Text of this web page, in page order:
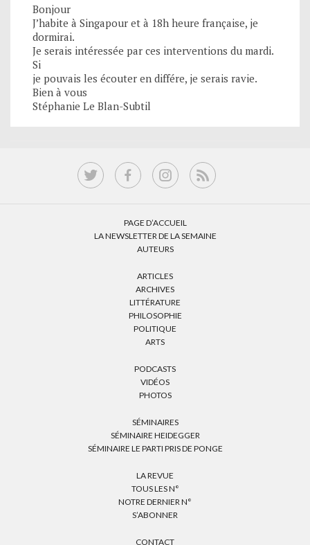
Bonjour
J’habite à Singapour et à 18h heure française, je
dormirai.
Je serais intéressée par ces interventions du mardi.
Si
je pouvais les écouter en différe, je serais ravie.
Bien à vous
Stéphanie Le Blan-Subtil
PAGE D’ACCUEIL
LA NEWSLETTER DE LA SEMAINE
AUTEURS
ARTICLES
ARCHIVES
LITTÉRATURE
PHILOSOPHIE
POLITIQUE
ARTS
PODCASTS
VIDÉOS
PHOTOS
SÉMINAIRES
SÉMINAIRE HEIDEGGER
SÉMINAIRE LE PARTI PRIS DE PONGE
LA REVUE
TOUS LES N°
NOTRE DERNIER N°
S’ABONNER
CONTACT